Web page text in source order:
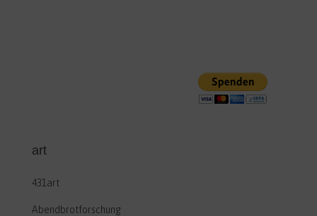
art
431art
Abendbrotforschung